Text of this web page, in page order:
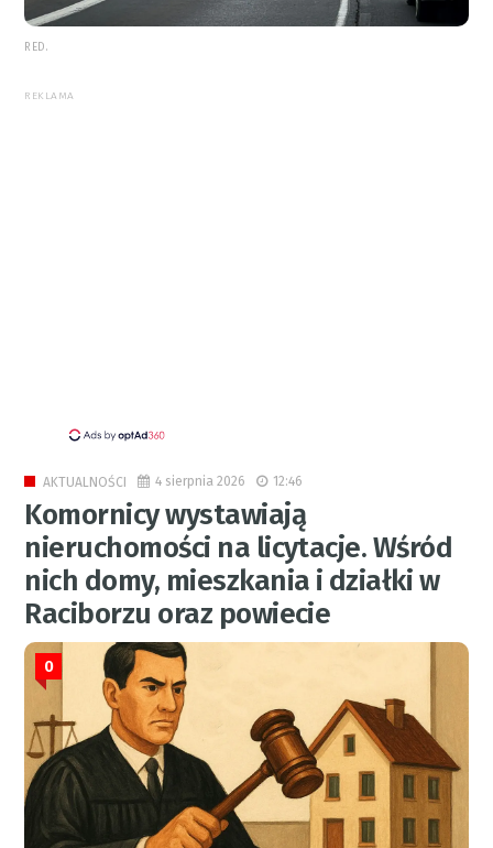
RED.
REKLAMA
AKTUALNOŚCI 4 sierpnia 2026 12:46
Komornicy wystawiają
nieruchomości na licytacje. Wśród
nich domy, mieszkania i działki w
Raciborzu oraz powiecie
0